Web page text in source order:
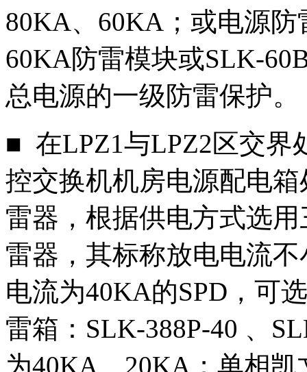
80KA、60KA；或电源防
60KA防雷模块或SLK-
总电源的一级防雷保护。
■ 在LPZ1与LPZ2区交界
控交换机机房电源配电
雷器，根据供电方式选
雷器，其标称放电电流
电流为40KA的SPD，可
雷箱：SLK-388P-40 、
为40KA、20KA；单相